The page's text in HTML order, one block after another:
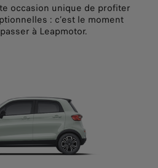
occasion unique de profiter
: c’est le moment
à Leapmotor.